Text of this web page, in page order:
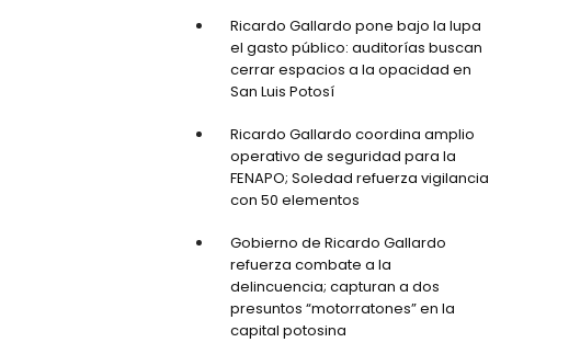
Ricardo Gallardo pone bajo la lupa
el gasto público: auditorías buscan
cerrar espacios a la opacidad en
San Luis Potosí
Ricardo Gallardo coordina amplio
operativo de seguridad para la
FENAPO; Soledad refuerza vigilancia
con 50 elementos
Gobierno de Ricardo Gallardo
refuerza combate a la
delincuencia; capturan a dos
presuntos “motorratones” en la
capital potosina